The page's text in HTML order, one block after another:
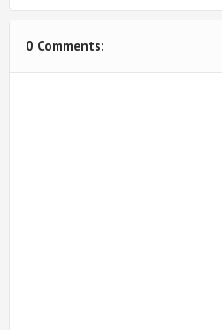
0 Comments: